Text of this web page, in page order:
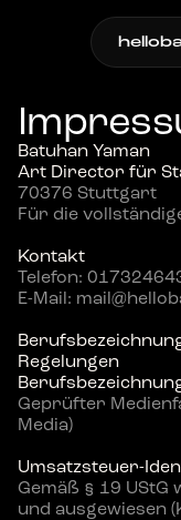
Batuhan Yaman
Art Director für
70376 Stuttgart
Für die
Kontakt
Telefon:
E-Mail:
Regelungen
Geprüfter
Media)
Umsatzsteuer-
Gemäß § 19
und ausgewiesen